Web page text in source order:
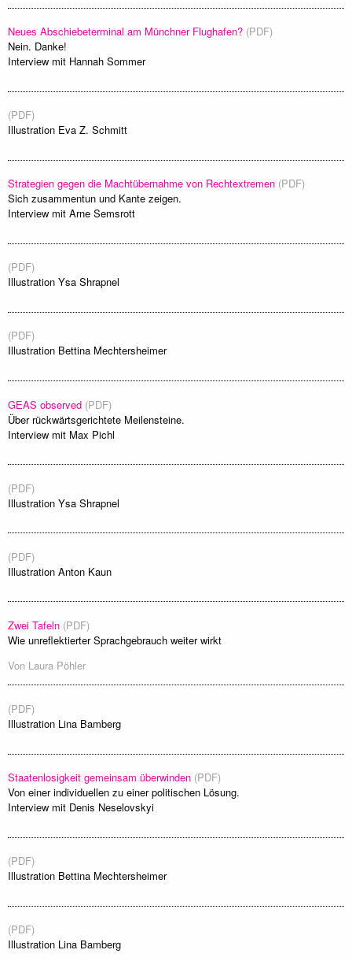
Neues Abschiebeterminal am Münchner Flughafen? (PDF)
Nein. Danke!
Interview mit Hannah Sommer
(PDF)
Illustration Eva Z. Schmitt
Strategien gegen die Machtübernahme von Rechtextremen (PDF)
Sich zusammentun und Kante zeigen.
Interview mit Arne Semsrott
(PDF)
Illustration Ysa Shrapnel
(PDF)
Illustration Bettina Mechtersheimer
GEAS observed (PDF)
Über rückwärtsgerichtete Meilensteine.
Interview mit Max Pichl
(PDF)
Illustration Ysa Shrapnel
(PDF)
Illustration Anton Kaun
Zwei Tafeln (PDF)
Wie unreflektierter Sprachgebrauch weiter wirkt
Von Laura Pöhler
(PDF)
Illustration Lina Bamberg
Staatenlosigkeit gemeinsam überwinden (PDF)
Von einer individuellen zu einer politischen Lösung.
Interview mit Denis Neselovskyi
(PDF)
Illustration Bettina Mechtersheimer
(PDF)
Illustration Lina Bamberg